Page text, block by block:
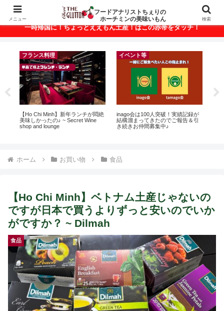
ベトナム・ホーチミンの美味いもんが満載！
一時帰国に！ちょっとええもん土産！はこの赤帯をタッチ！
フランス料理
【Ho Chi Minh】新年ランチが悶絶
美味しかったの♪ ~ Secret Wine
shop and lounge
イベント等
inago会は100人突破！実績記録が
結構溜まってきたのでご報告＆引
き続きお仲間募集中♪
ホーム お買い物 食品
【Ho Chi Minh】ベトナム土産じゃないの
ですが日本で買うよりずっと安いのでいか
がですか？ ~ Dilmah
食品
メニュー
フードアナリストちぇりの
ホーチミンの美味いもん
検索